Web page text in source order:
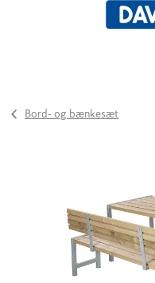
Bord- og bænkesæt